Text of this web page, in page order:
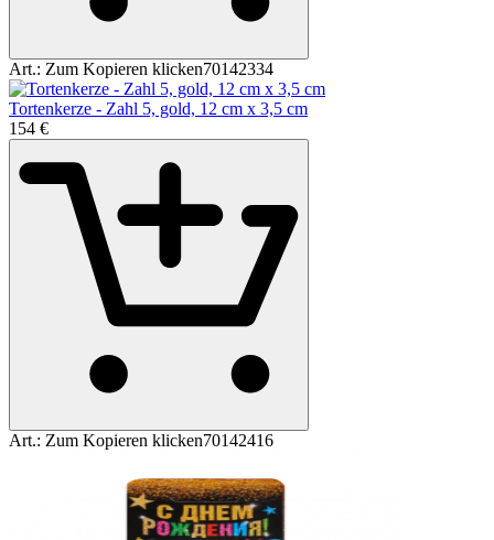
Art.: Zum Kopieren klicken70142334
Tortenkerze - Zahl 5, gold, 12 cm x 3,5 cm
1 54 €
Art.: Zum Kopieren klicken70142416